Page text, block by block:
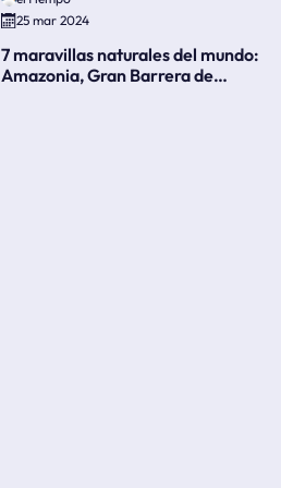
25 mar 2024
7 maravillas naturales del mundo:
Amazonia, Gran Barrera de